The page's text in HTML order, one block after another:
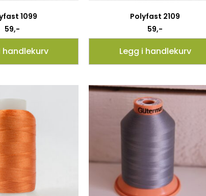
1099
59,-
handlekurv
Polyfast 2109
59,-
Legg i handlekurv